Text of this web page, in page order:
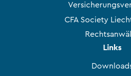
CFA Society
Links